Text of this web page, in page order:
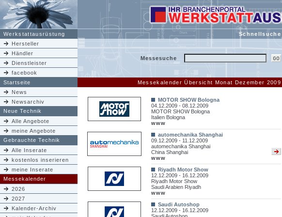
Werkstattausrüstung
Schnellsuche
Hersteller
Händler
Dienstleister
facebook
Messesuche
Startseite Messekalender Übersicht Monat Dezember 2009
News
Newsarchiv
Neue Technik
Alle Angebote
meine Angebote
Gebrauchte Technik
Alle Inserate
kostenlos inserieren
meine Inserate
Messekalender
2026
2027
Kalender-Archiv
MOTOR SHOW Bologna
04.12.2009 - 08.12.2009
MOTOR SHOW Bologna
Italien Bologna
www
automechanika Shanghai
09.12.2009 - 11.12.2009
automechanika Shanghai
China Shanghai
www
Riyadh Motor Show
12.12.2009 - 16.12.2009
Riyadh Motor Show
Saudi Arabien Riyadh
www
Saudi Autoshop
12.12.2009 - 16.12.2009